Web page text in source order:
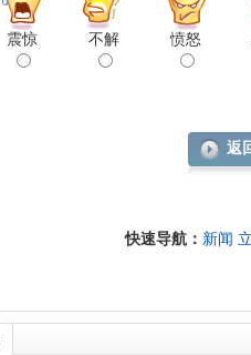
震惊 不解 愤怒
返
快速导航： 新闻